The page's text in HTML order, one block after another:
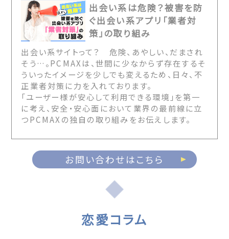
出会い系は危険？被害を防
ぐ出会い系アプリ「業者対
策」の取り組み
出会い系サイトって？ 危険、あやしい、だまされ
そう…。PCMAXは、世間に少なからず存在するそ
ういったイメージを少しでも変えるため、日々、不
正業者対策に力を入れております。
「ユーザー様が安心して利用できる環境」を第一
に考え、安全・安心面において業界の最前線に立
つPCMAXの独自の取り組みをお伝えします。
お問い合わせはこちら
恋愛コラム